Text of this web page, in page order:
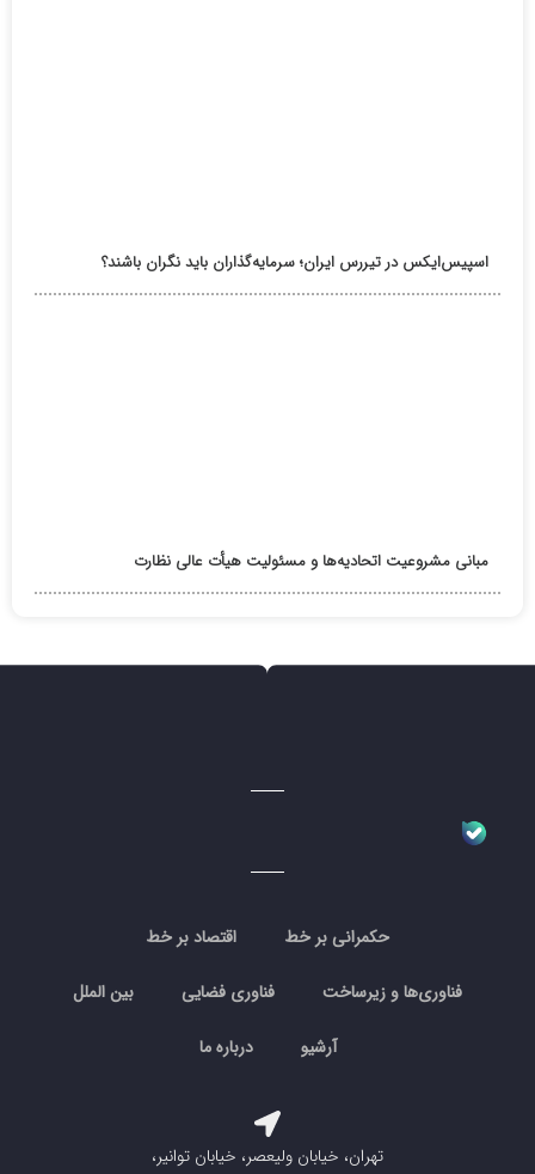
اسپیس‌ایکس در تیررس ایران؛ سرمایه‌گذاران باید نگران باشند؟
مبانی مشروعیت اتحادیه‌ها و مسئولیت هیأت عالی نظارت
حکمرانی بر خط اقتصاد بر خط
فناوری‌ها و زیرساخت فناوری فضایی بین الملل
آرشیو درباره ما
تهران، خیابان ولیعصر، خیابان توانیر،